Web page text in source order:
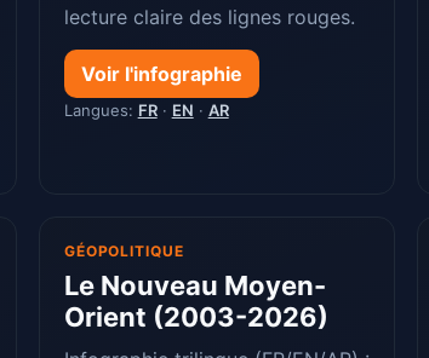
lecture claire des lignes rouges.
Voir l'infographie
Langues: FR· EN · AR
GÉOPOLITIQUE
Le Nouveau Moyen-
Orient (2003-2026)